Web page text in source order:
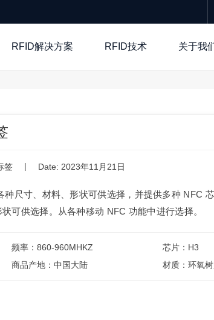
RFID解决方案 RFID技术 关于我
签 | Date: 2023年11月21日
尺寸、材料、形状可供选择，并提供多种 NFC
可供选择。从各种移动 NFC 功能中进行选择。
频率：860-960MHKZ
芯片：H3
商品产地：中国大陆 材质：环氧